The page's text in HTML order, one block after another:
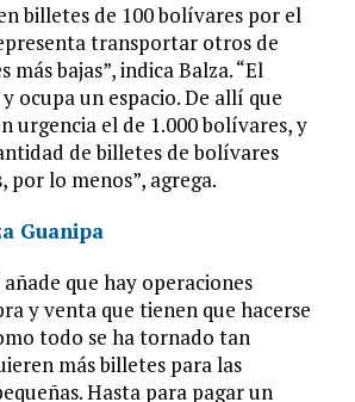
billetes de 100 bolívares por el
transportar otros de
más bajas”, indica Balza. “El
ocupa un espacio. De allí que
urgencia el de 1.000 bolívares, y
de billetes de bolívares
por lo menos”, agrega.
que hay operaciones
y venta que tienen que hacerse
todo se ha tornado tan
más billetes para las
Hasta para pagar un